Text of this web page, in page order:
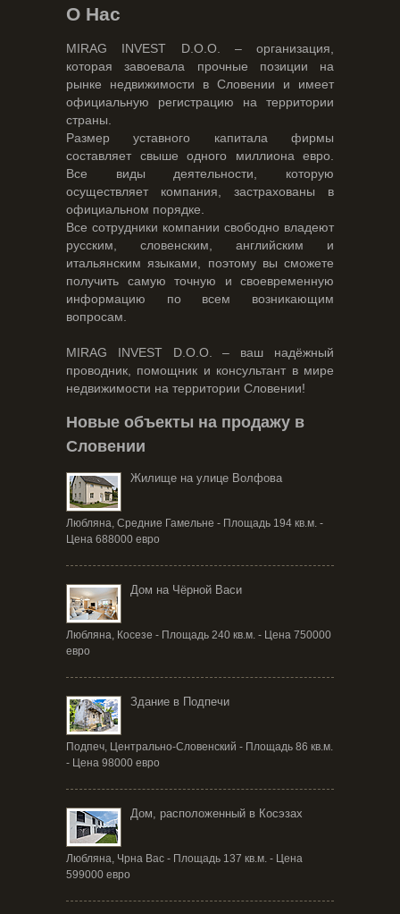
О Нас
MIRAG INVEST D.O.O. – организация,
которая завоевала прочные позиции на
рынке недвижимости в Словении и имеет
официальную регистрацию на территории
страны.
Размер уставного капитала фирмы
составляет свыше одного миллиона евро.
Все виды деятельности, которую
осуществляет компания, застрахованы в
официальном порядке.
Все сотрудники компании свободно владеют
русским, словенским, английским и
итальянским языками, поэтому вы сможете
получить самую точную и своевременную
информацию по всем возникающим
вопросам.
MIRAG INVEST D.O.O. – ваш надёжный
проводник, помощник и консультант в мире
недвижимости на территории Словении!
Новые объекты на продажу в
Словении
Жилище на улице Волфова
Любляна, Средние Гамельне - Площадь 194 кв.м. -
Цена 688000 евро
Дом на Чёрной Васи
Любляна, Косезе - Площадь 240 кв.м. - Цена 750000
евро
Здание в Подпечи
Подпеч, Центрально-Словенский - Площадь 86 кв.м.
- Цена 98000 евро
Дом, расположенный в Косэзах
Любляна, Чрна Вас - Площадь 137 кв.м. - Цена
599000 евро